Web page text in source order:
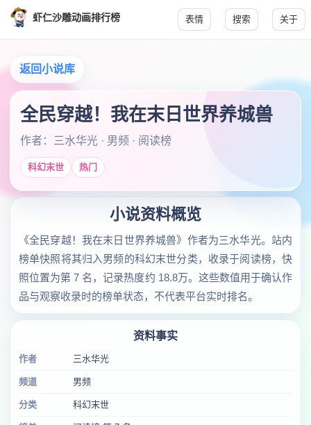
虾仁沙雕动画排行榜 表情 搜索 关于
返回小说库
全民穿越！我在末日世界养城兽
作者：三水华光 · 男频 · 阅读榜
科幻末世 热门
小说资料概览
《全民穿越！我在末日世界养城兽》作者为三水华光。站内
榜单快照将其归入男频的科幻末世分类，收录于阅读榜，快
照位置为第 7 名，记录热度约 18.8万。这些数值用于确认作
品与观察收录时的榜单状态，不代表平台实时排名。
资料事实
作者 三水华光
频道 男频
分类 科幻末世